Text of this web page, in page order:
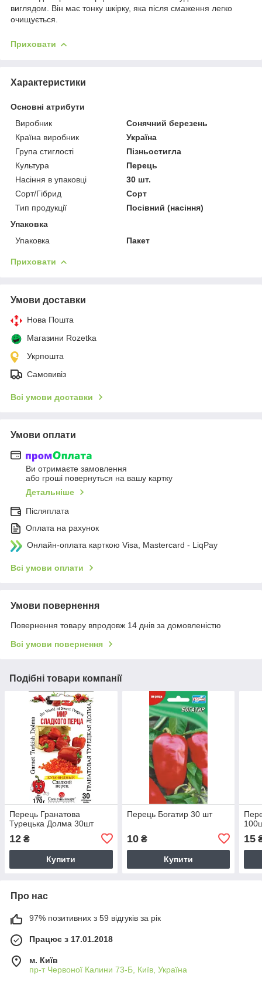
виглядом. Він має тонку шкірку, яка після смаження легко
очищується.
Приховати
Характеристики
Основні атрибути
Виробник
Сонячний березень
Країна виробник
Україна
Група стиглості
Пізньостигла
Культура
Перець
Насіння в упаковці
30 шт.
Сорт/Гібрид
Сорт
Тип продукції
Посівний (насіння)
Упаковка
Упаковка
Пакет
Приховати
Умови доставки
Нова Пошта
Магазини Rozetka
Укрпошта
Самовивіз
Всі умови доставки
Умови оплати
Ви отримаєте замовлення
або гроші повернуться на вашу картку
Детальніше
Післяплата
Оплата на рахунок
Онлайн-оплата карткою Visa, Mastercard - LiqPay
Всі умови оплати
Умови повернення
Повернення товару впродовж 14 днів за домовленістю
Всі умови повернення
Подібні товари компанії
Перець Гранатова
Турецька Долма 30шт
12 ₴
Купити
Перець Богатир 30 шт
10₴
Купити
15
Про нас
97% позитивних з 59 відгуків за рік
Працює з 17.01.2018
м. Київ
пр-т Червоної Калини 73-Б, Київ, Україна